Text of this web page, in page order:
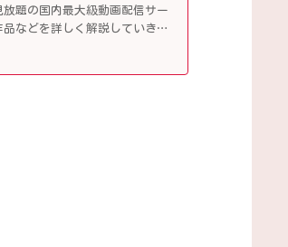
題の国内最大級動画配信サー
などを詳しく解説していきま